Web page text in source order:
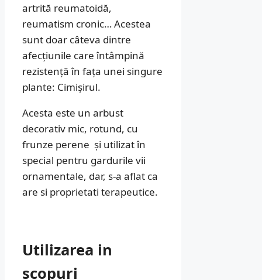
artrită reumatoidă,
reumatism cronic… Acestea
sunt doar câteva dintre
afecțiunile care întâmpină
rezistență în fața unei singure
plante: Cimișirul.
Acesta este un arbust
decorativ mic, rotund, cu
frunze perene și utilizat în
special pentru gardurile vii
ornamentale, dar, s-a aflat ca
are si proprietati terapeutice.
Utilizarea in
scopuri